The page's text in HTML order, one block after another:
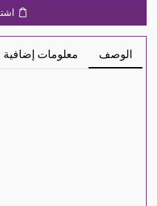
الوصف معلومات إضافية